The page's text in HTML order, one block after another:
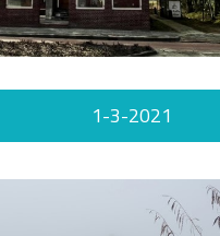
1-3-2021